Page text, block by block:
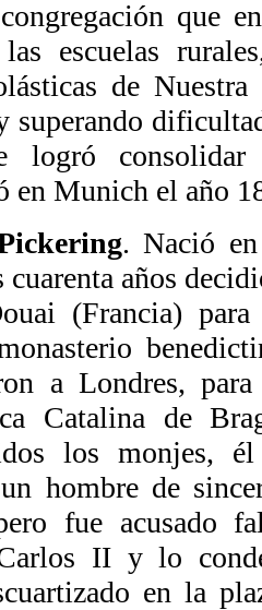
que
escuelas
de
superando
logró
en Munich el año
. Nació
cuarenta años
(Francia) para
a Londres,
Catalina de
los monjes,
hombre de
fue acusado
II y lo
en la